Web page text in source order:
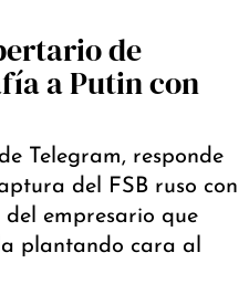
de
a Putin con
Telegram, responde
del FSB ruso con
empresario que
plantando cara al